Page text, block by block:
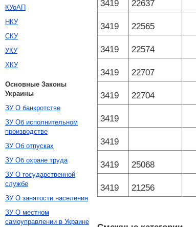
3419
22637
3419 22565
3419 22574
3419 22707
3419 22704
3419
3419
3419 25068
3419 21256
КУоАП
НКУ
СКУ
УКУ
ХКУ
Основные Законы
Украины
ЗУ О банкротстве
ЗУ Об исполнительном
производстве
ЗУ Об отпусках
ЗУ Об охране труда
ЗУ О государственной
службе
ЗУ О занятости населения
ЗУ О местном
самоуправлении в Украине